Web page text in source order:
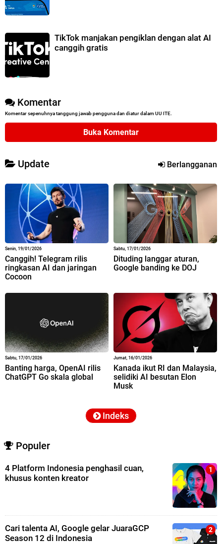
TikTok manjakan pengiklan dengan alat AI
canggih gratis
Komentar
Komentar sepenuhnya tanggung jawab pengguna dan diatur dalam UU ITE.
Buka Komentar
Update Berlangganan
Senin, 19/01/2026
Canggih! Telegram rilis
ringkasan AI dan jaringan
Cocoon
Sabtu, 17/01/2026
Dituding langgar aturan,
Google banding ke DOJ
Sabtu, 17/01/2026
Banting harga, OpenAI rilis
ChatGPT Go skala global
Jumat, 16/01/2026
Kanada ikut RI dan Malaysia,
selidiki AI besutan Elon
Musk
Indeks
Populer
4 Platform Indonesia penghasil cuan,
khusus konten kreator
Cari talenta AI, Google gelar JuaraGCP
Season 12 di Indonesia